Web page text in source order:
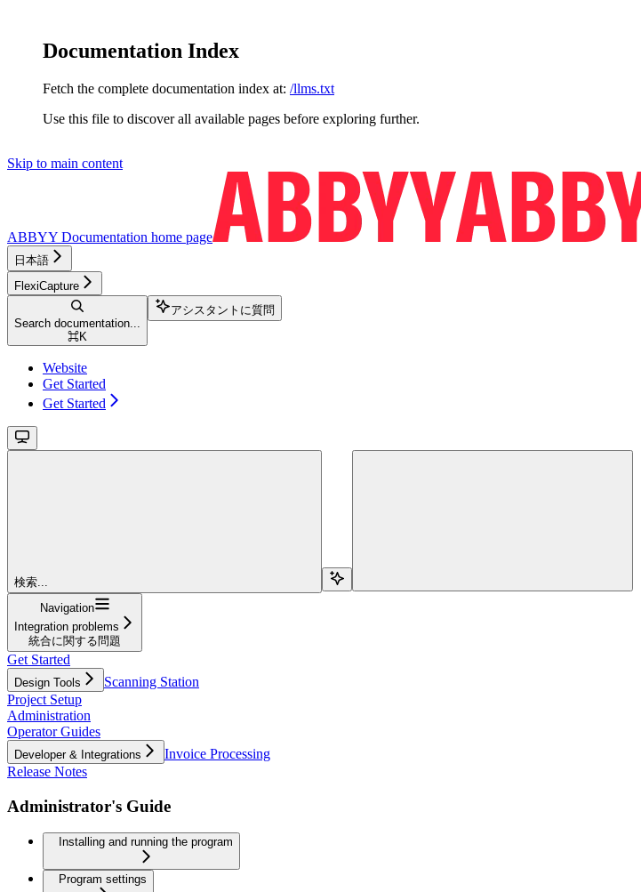
Documentation Index
Fetch the complete documentation index at: /llms.txt
Use this file to discover all available pages before exploring further.
Skip to main content
ABBYY Documentation home page
日本語
FlexiCapture
Search documentation...
⌘K
アシスタントに質問
Website
Get Started
Get Started
検索...
Navigation
Integration problems
統合に関する問題
Get Started
Design Tools
Scanning Station
Project Setup
Administration
Operator Guides
Developer & Integrations
Invoice Processing
Release Notes
Administrator's Guide
Installing and running the program
Program settings